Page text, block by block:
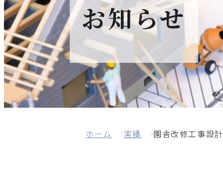
お知らせ
ホーム 実績 園舎改修工事設